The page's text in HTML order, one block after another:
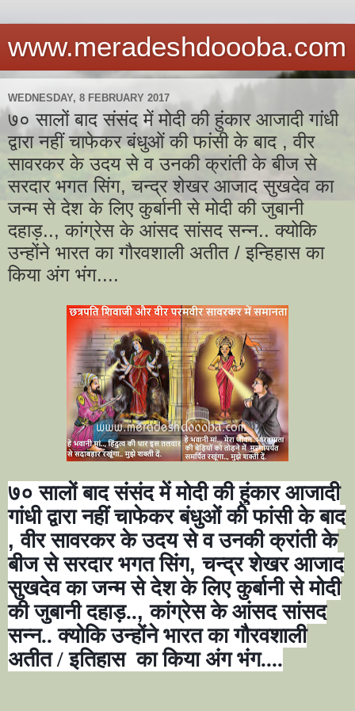
www.meradeshdoooba.com
WEDNESDAY, 8 FEBRUARY 2017
७० सालों बाद संसंद में मोदी की हुंकार आजादी गांधी
द्वारा नहीं चाफेकर बंधुओं की फांसी के बाद , वीर
सावरकर के उदय से व उनकी क्रांती के बीज से
सरदार भगत सिंग, चन्द्र शेखर आजाद सुखदेव का
जन्म से देश के लिए कुर्बानी से मोदी की जुबानी
दहाड़.., कांग्रेस के आंसद सांसद सन्न.. क्योकि
उन्होंने भारत का गौरवशाली अतीत / इन्हिहास का
किया अंग भंग....
७० सालों बाद संसंद में मोदी की हुंकार आजादी
गांधी द्वारा नहीं चाफेकर बंधुओं की फांसी के बाद
,वीर सावरकर के उदय से व उनकी क्रांती के
बीज से सरदार भगत सिंग,चन्द्र शेखर आजाद
सुखदेव का जन्म से देश के लिए कुर्बानी से मोदी
की जुबानी दहाड़..,कांग्रेस के आंसद सांसद
सन्न.. क्योकि उन्होंने भारत का गौरवशाली
अतीत / इतिहास का किया अंग भंग....